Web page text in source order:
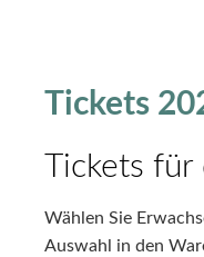
Tickets
Tickets für
Wählen Sie
Auswahl in den